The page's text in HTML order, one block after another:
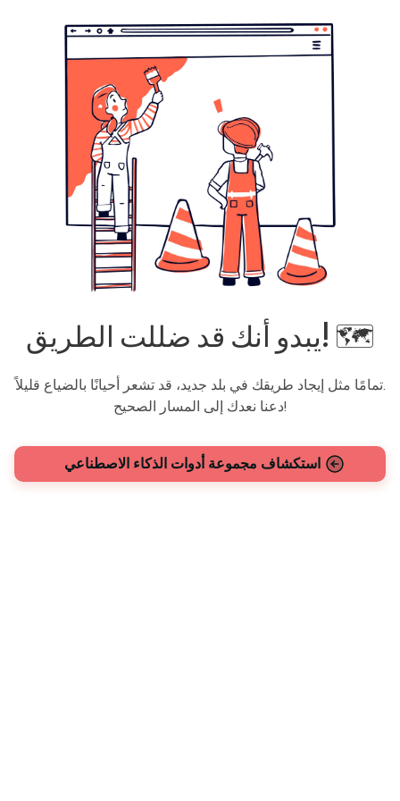
يبدو أنك قد ضللت الطريق! 🗺️
تمامًا مثل إيجاد طريقك في بلد جديد، قد تشعر أحيانًا بالضياع قليلاً.
دعنا نعدك إلى المسار الصحيح!
استكشاف مجموعة أدوات الذكاء الاصطناعي